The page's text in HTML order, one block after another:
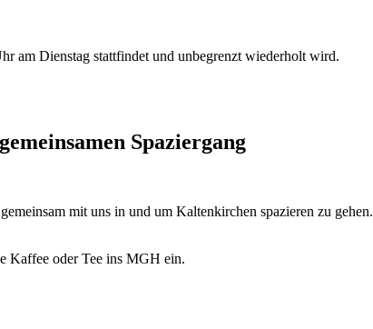
am Dienstag stattfindet und unbegrenzt wiederholt wird.
Spaziergang
mit uns in und um Kaltenkirchen spazieren zu gehen.
Kaffee oder Tee ins MGH ein.